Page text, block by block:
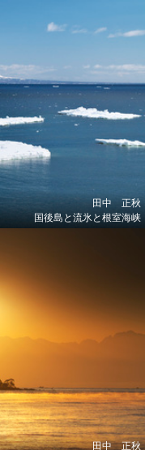
田中 正秋
国後島と流氷と根室海峡
田中 正秋